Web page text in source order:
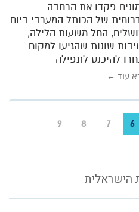
פקדו את הרחבה
של הכותל המערבי ביום
החל משעות הלילה,
שונות שהגיעו למקום
להיכנס לתפילה
עוד ←
6
7
8
9
הישראלית